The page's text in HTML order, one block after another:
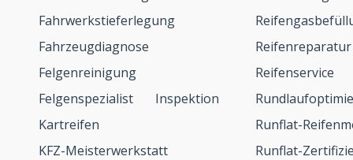
Fahrwerkstieferlegung
Fahrzeugdiagnose
Felgenreinigung
Felgenspezialist
Inspektion
Kartreifen
KFZ-Meisterwerkstatt
Reifenreparatur
Reifenservice
Runflat-
Runflat-